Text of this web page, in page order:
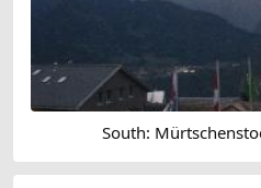
South: